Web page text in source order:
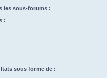
les sous-forums :
:
sous forme de :